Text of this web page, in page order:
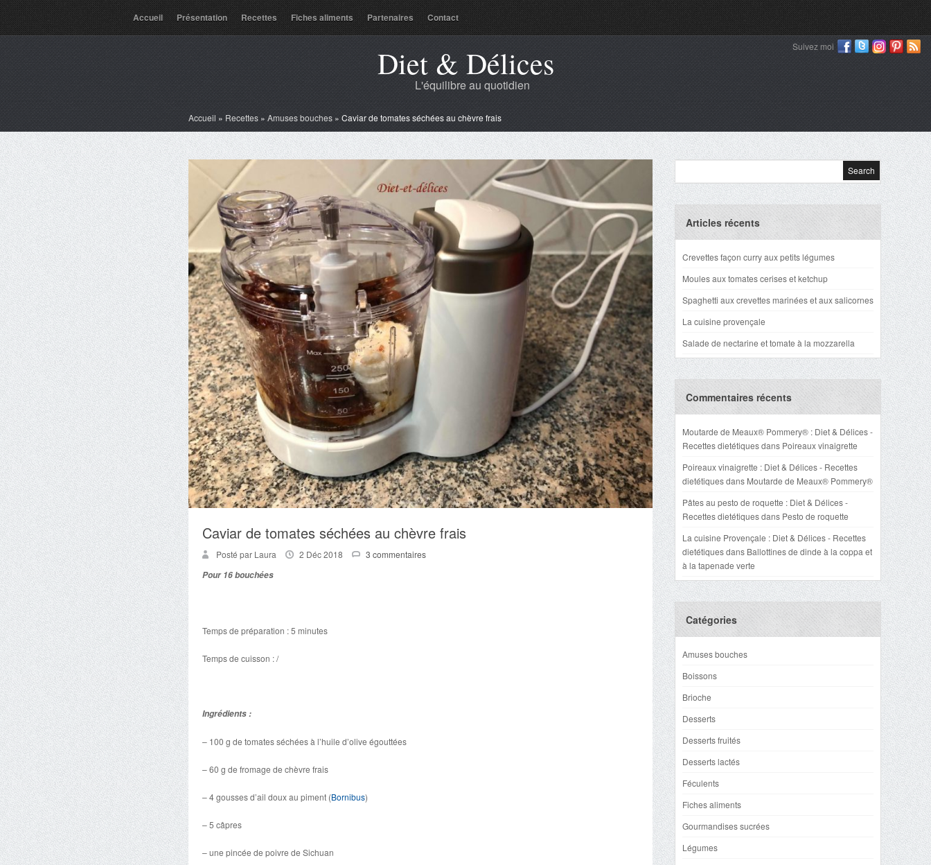
Accueil Présentation Recettes Fiches aliments Partenaires Contact
Suivez moi
Diet & Délices
L'équilibre au quotidien
Accueil » Recettes » Amuses bouches »Caviar de tomates séchées au chèvre frais
Caviar de tomates séchées au chèvre frais
Posté par Laura 2 Déc 2018
3 commentaires
Pour 16 bouchées
Temps de préparation : 5 minutes
Temps de cuisson : /
Ingrédients :
– 100 g de tomates séchées à l’huile d’olive égouttées
– 60 g de fromage de chèvre frais
– 4 gousses d’ail doux au piment (Bornibus)
– 5 câpres
– une pincée de poivre de Sichuan
Articles récents
Crevettes façon curry aux petits légumes
Moules aux tomates cerises et ketchup
Spaghetti aux crevettes marinées et aux salicornes
La cuisine provençale
Salade de nectarine et tomate à la mozzarella
Commentaires récents
Moutarde de Meaux® Pommery® : Diet & Délices -
Recettes dietétiquesdans Poireaux vinaigrette
Poireaux vinaigrette : Diet & Délices - Recettes
dietétiquesdans Moutarde de Meaux® Pommery®
Pâtes au pesto de roquette : Diet & Délices -
Recettes dietétiquesdans Pesto de roquette
La cuisine Provençale : Diet & Délices - Recettes
dietétiquesdans Ballottines de dinde à la coppa et
à la tapenade verte
Catégories
Amuses bouches
Boissons
Brioche
Desserts
Desserts fruités
Desserts lactés
Féculents
Fiches aliments
Gourmandises sucrées
Légumes